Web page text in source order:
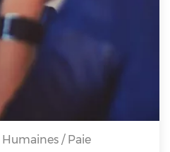
/ Paie